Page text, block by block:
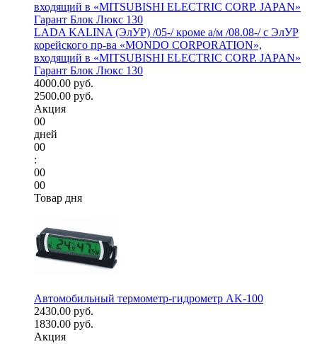
LADA KALINA (ЭлУР) /05-/ кроме а/м /08.08-/ с ЭлУР
корейского пр-ва «MONDO CORPORATION»,
входящий в «MITSUBISHI ELECTRIC CORP. JAPAN»
Гарант Блок Люкс 130
4000.00 руб.
2500.00 руб.
Акция
00
дней
00
:
00
00
Товар дня
Автомобильный термометр-гидрометр AK-100
2430.00 руб.
1830.00 руб.
Акция